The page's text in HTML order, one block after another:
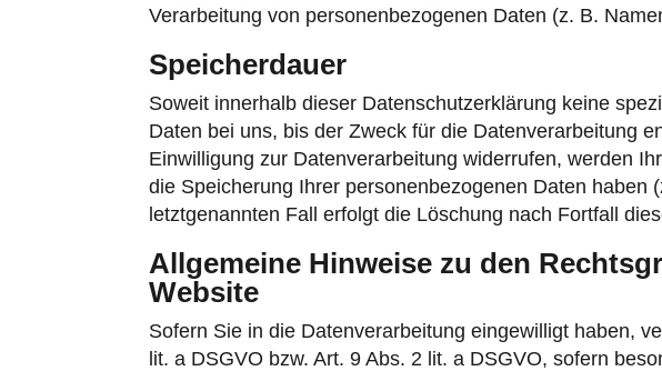
Verarbeitung von personenbezogenen Daten (z. B.
Speicherdauer
Soweit innerhalb dieser Datenschutzerklärung keine
Daten bei uns, bis der Zweck für die Datenverarbeitung
Einwilligung zur Datenverarbeitung widerrufen, werden
die Speicherung Ihrer personenbezogenen Daten
letztgenannten Fall erfolgt die Löschung nach Fortfall
Allgemeine Hinweise zu den
Website
Sofern Sie in die Datenverarbeitung eingewilligt haben,
lit. a DSGVO bzw. Art. 9 Abs. 2 lit. a DSGVO, sofern